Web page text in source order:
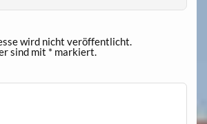
wird nicht veröffentlicht.
sind mit * markiert.